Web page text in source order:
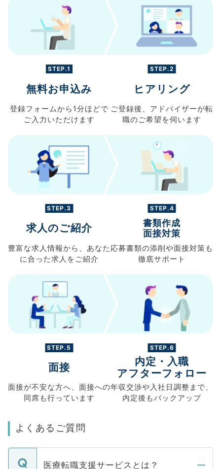
STEP.1
無料お申込み
登録フォームから 1分ほどで
ご入力 いただけます
STEP.2
ヒアリング
ご登録後、 アドバイザーが転
職のご希望を伺います
STEP.3
求人のご紹介
豊富な求人情報から、 あなた
に合った求人を ご紹介
STEP.4
書類作成
面接対策
応募書類の添削や面接対策も
徹底サポート
STEP.5
面接
面接が不安な方へ、 面接への
同席も行っています
STEP.6
内定・入職
アフターフォロー
年収交渉や入社日調整まで、
内定後もバックアップ
よくあるご質問
医療転職支援サービスとは？